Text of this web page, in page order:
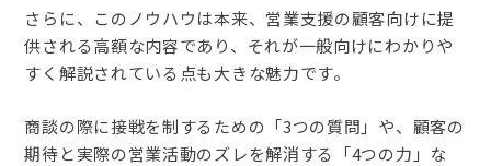
さらに、このノウハウは本来、営業支援の顧客向けに提
供される高額な内容であり、それが一般向けにわかりや
すく解説されている点も大きな魅力です。
商談の際に接戦を制するための「3つの質問」や、顧客の
期待と実際の営業活動のズレを解消する「4つの力」な